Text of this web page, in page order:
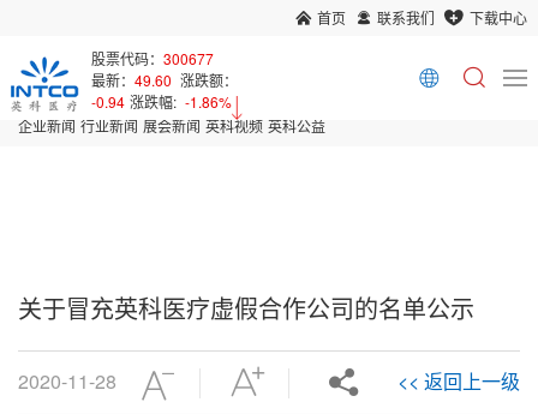
首页 联系我们
下载中心
股票代码：300677
最新：49.60 涨跌额：
-0.94 涨跌幅: -1.86%
Array
企业新闻 行业新闻 展会新闻 英科视频 英科公益
关于冒充英科医疗虚假合作公司的名单公示
2020-11-28 << 返回上一级